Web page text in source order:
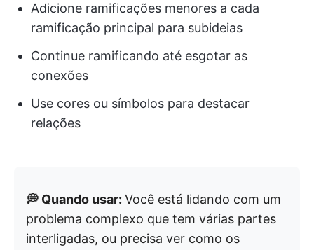
Adicione ramificações menores a cada
ramificação principal para subideias
Continue ramificando até esgotar as
conexões
Use cores ou símbolos para destacar
relações
💭 Quando usar: Você está lidando com um
problema complexo que tem várias partes
interligadas, ou precisa ver como os